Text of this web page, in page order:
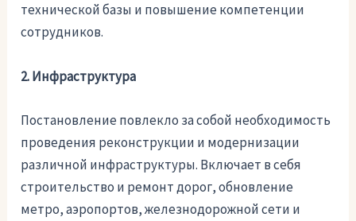
технической базы и повышение компетенции
сотрудников.
2. Инфраструктура
Постановление повлекло за собой необходимость
проведения реконструкции и модернизации
различной инфраструктуры. Включает в себя
строительство и ремонт дорог, обновление
метро, аэропортов, железнодорожной сети и